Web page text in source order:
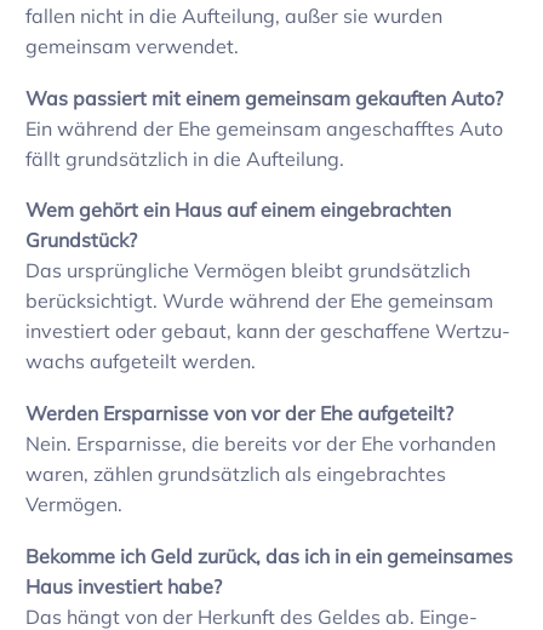
fallen nicht in die Auftei­lung, außer sie wurden
gemeinsam verwendet.
Was passiert mit einem gemeinsam gekauften Auto?
Ein während der Ehe gemeinsam ange­schafftes Auto
fällt grund­sätz­lich in die Auftei­lung.
Wem gehört ein Haus auf einem einge­brachten
Grund­stück?
Das ursprüng­liche Vermögen bleibt grund­sätz­lich
berück­sich­tigt. Wurde während der Ehe gemeinsam
inves­tiert oder gebaut, kann der geschaf­fene Wert­zu­
wachs aufge­teilt werden.
Werden Erspar­nisse von vor der Ehe aufge­teilt?
Nein. Erspar­nisse, die bereits vor der Ehe vorhanden
waren, zählen grund­sätz­lich als einge­brachtes
Vermögen.
Bekomme ich Geld zurück, das ich in ein gemein­sames
Haus inves­tiert habe?
Das hängt von der Herkunft des Geldes ab. Einge­